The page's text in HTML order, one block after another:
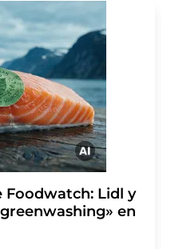
por correo postal a
2, 12489 Berlín
a
cada correo
anular la
correspondiente.
Foodwatch: Lidl y
en